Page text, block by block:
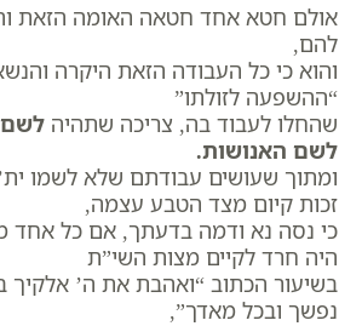
אולם חטא אחד חטאה האומה הזאת
להם,
והוא כי כל העבודה הזאת היקרה
“ההשפעה לזולתו”
שהחלו לעבוד בה, צריכה שתהיה לשם
לשם האנושות.
ומתוך שעושים עבודתם שלא לשמו
זכות קיום מצד הטבע עצמה,
כי נסה נא ודמה בדעתך, אם כל אחד
היה חרד לקיים מצות השי”ת
בשיעור הכתוב “ואהבת את ה’ אלקיך
נפשך ובכל מאדך”,